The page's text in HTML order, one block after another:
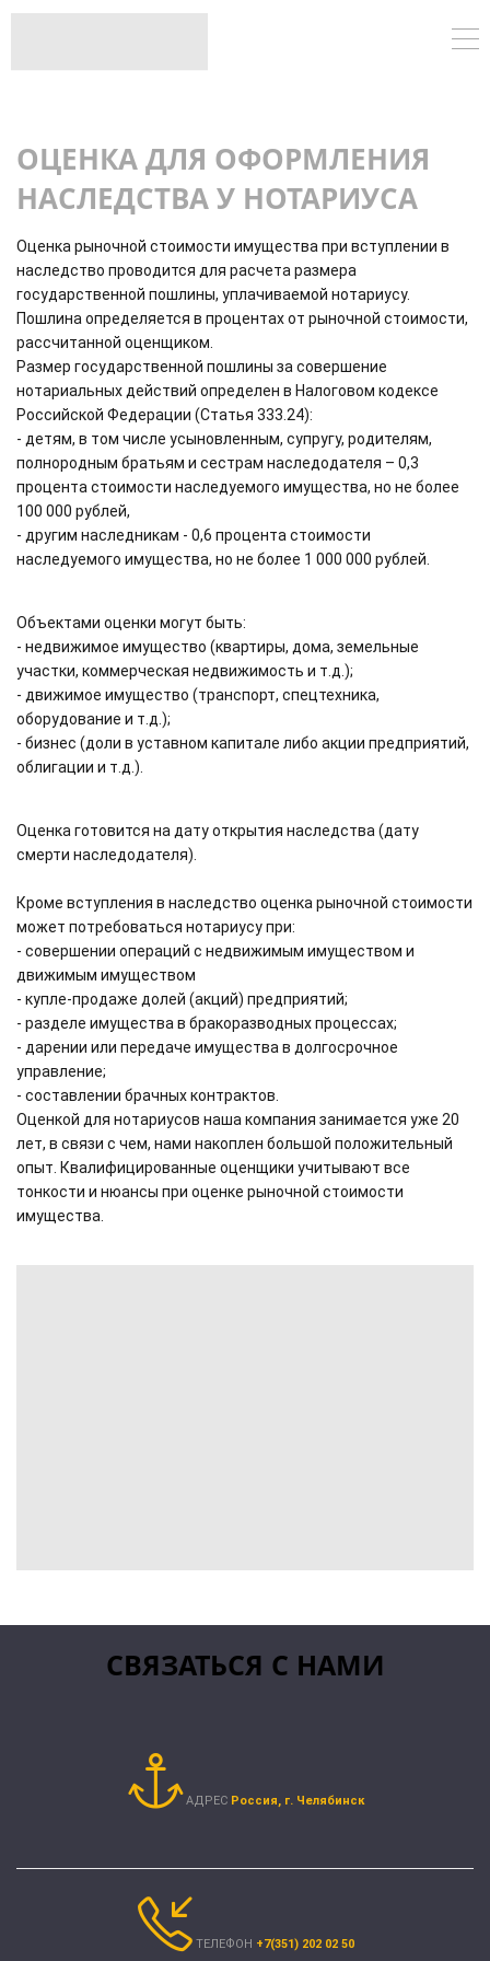
ОЦЕНКА ДЛЯ ОФОРМЛЕНИЯ
НАСЛЕДСТВА У НОТАРИУСА
Оценка рыночной стоимости имущества при вступлении в
наследство проводится для расчета размера
государственной пошлины, уплачиваемой нотариусу.
Пошлина определяется в процентах от рыночной стоимости,
рассчитанной оценщиком.
Размер государственной пошлины за совершение
нотариальных действий определен в Налоговом кодексе
Российской Федерации (Статья 333.24):
- детям, в том числе усыновленным, супругу, родителям,
полнородным братьям и сестрам наследодателя – 0,3
процента стоимости наследуемого имущества, но не более
100 000 рублей,
- другим наследникам - 0,6 процента стоимости
наследуемого имущества, но не более 1 000 000 рублей.
Объектами оценки могут быть:
- недвижимое имущество (квартиры, дома, земельные
участки, коммерческая недвижимость и т.д.);
- движимое имущество (транспорт, спецтехника,
оборудование и т.д.);
- бизнес (доли в уставном капитале либо акции предприятий,
облигации и т.д.).
Оценка готовится на дату открытия наследства (дату
смерти наследодателя).
Кроме вступления в наследство оценка рыночной стоимости
может потребоваться нотариусу при:
- совершении операций с недвижимым имуществом и
движимым имуществом
- купле-продаже долей (акций) предприятий;
- разделе имущества в бракоразводных процессах;
- дарении или передаче имущества в долгосрочное
управление;
- составлении брачных контрактов.
Оценкой для нотариусов наша компания занимается уже 20
лет, в связи с чем, нами накоплен большой положительный
опыт. Квалифицированные оценщики учитывают все
тонкости и нюансы при оценке рыночной стоимости
имущества.
СВЯЗАТЬСЯ С НАМИ
АДРЕС Россия, г. Челябинск
ТЕЛЕФОН +7(351) 202 02 50